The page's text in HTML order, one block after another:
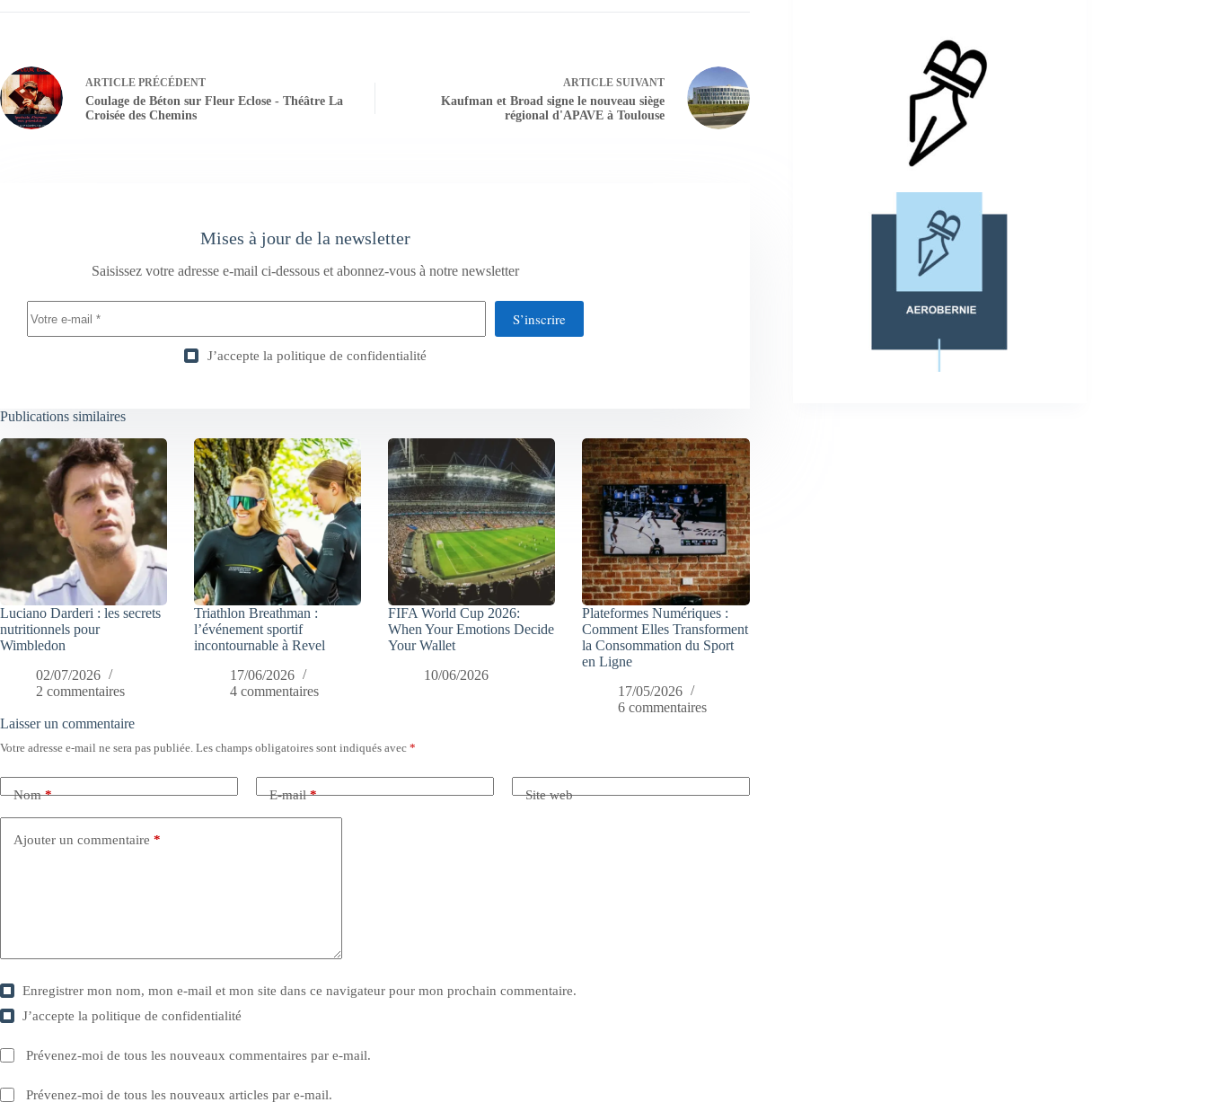
ARTICLE PRÉCÉDENT
Coulage de Béton sur Fleur Eclose - Théâtre La
Croisée des Chemins
ARTICLESUIVANT
Kaufman et Broad signe le nouveau siège
régional d'APAVE à Toulouse
Mises à jour de la newsletter
Saisissez votre adresse e-mail ci-dessous et abonnez-vous à notre newsletter
S’inscrire
J’accepte la politique de confidentialité
Publications similaires
Luciano Darderi : les secrets
nutritionnels pour
Wimbledon
02/07/2026
2 commentaires
Triathlon Breathman :
l’événement sportif
incontournable à Revel
17/06/2026
4 commentaires
FIFA World Cup 2026:
When Your Emotions Decide
Your Wallet
10/06/2026
Plateformes Numériques :
Comment Elles Transforment
la Consommation du Sport
en Ligne
17/05/2026
6 commentaires
Laisser un commentaire
Votre adresse e-mail ne sera pas publiée. Les champs obligatoires sont indiqués avec *
Nom* E-mail* Site web
Ajouter un commentaire *
Enregistrer mon nom, mon e-mail et mon site dans ce navigateur pour mon prochain commentaire.
J’accepte lapolitique de confidentialité
Prévenez-moi de tous les nouveaux commentaires par e-mail.
Prévenez-moi de tous les nouveaux articles par e-mail.